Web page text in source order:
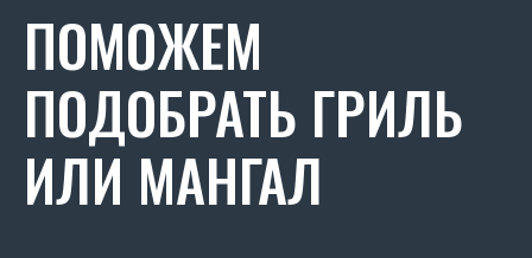
ПОМОЖЕМ
ПОДОБРАТЬ ГРИЛЬ
ИЛИ МАНГАЛ